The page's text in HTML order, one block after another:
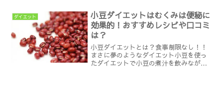
ダイエット
小豆ダイエットはむくみは便秘に
効果的！おすすめレシピや口コミ
は？
小豆ダイエットとは？食事制限なし！！
まさに夢のようなダイエット小豆を使っ
たダイエットで小豆の煮汁を飲みなが